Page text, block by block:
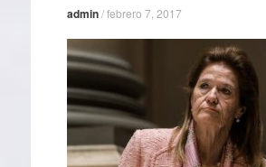
admin/febrero 7, 2017